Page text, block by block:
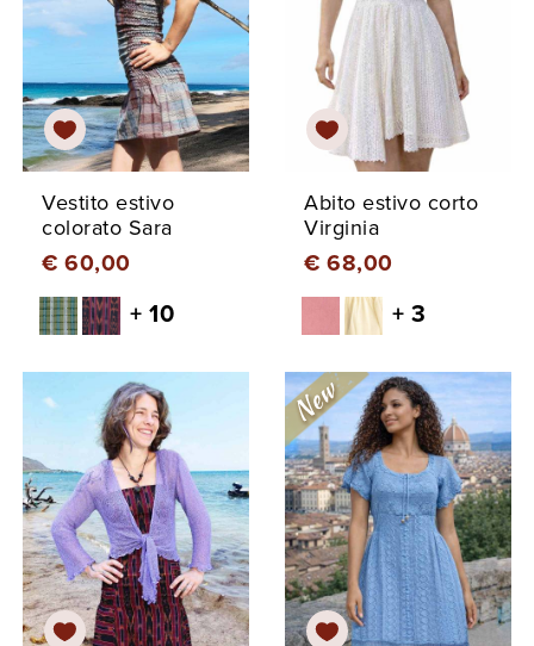
Vestito estivo
colorato Sara
€ 60,00
+ 10
Abito estivo corto
Virginia
€ 68,00
+ 3